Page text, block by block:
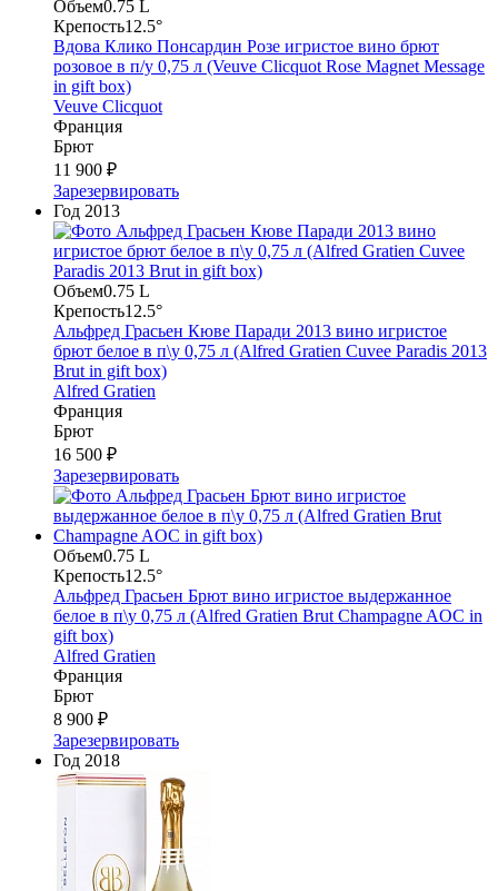
Объем0.75 L
Крепость12.5°
Вдова Клико Понсардин Розе игристое вино брют
розовое в п/у 0,75 л (Veuve Clicquot Rose Magnet Message
in gift box)
Veuve Clicquot
Франция
Брют
11 900 ₽
Зарезервировать
Год 2013
Объем0.75 L
Крепость12.5°
Альфред Грасьен Кюве Паради 2013 вино игристое
брют белое в п\у 0,75 л (Alfred Gratien Cuvee Paradis 2013
Brut in gift box)
Alfred Gratien
Франция
Брют
16 500 ₽
Зарезервировать
Объем0.75 L
Крепость12.5°
Альфред Грасьен Брют вино игристое выдержанное
белое в п\у 0,75 л (Alfred Gratien Brut Champagne AOC in
gift box)
Alfred Gratien
Франция
Брют
8 900 ₽
Зарезервировать
Год 2018